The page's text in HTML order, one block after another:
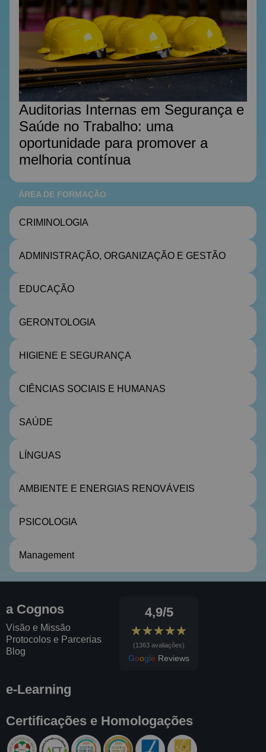
Auditorias Internas em Segurança e
Saúde no Trabalho: uma
oportunidade para promover a
melhoria contínua
ÁREA DE FORMAÇÃO
CRIMINOLOGIA
ADMINISTRAÇÃO, ORGANIZAÇÃO E GESTÃO
EDUCAÇÃO
GERONTOLOGIA
HIGIENE E SEGURANÇA
CIÊNCIAS SOCIAIS E HUMANAS
SAÚDE
LÍNGUAS
AMBIENTE E ENERGIAS RENOVÁVEIS
PSICOLOGIA
Management
a Cognos
Visão e Missão
Protocolos e Parcerias
Blog
4,9/5
★★★★★
★★★★★
(1363 avaliações)
Goog e Reviews
e-Learning
Certificações e Homologações